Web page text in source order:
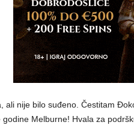
ali nije bilo suđeno. Čestitam
Melburne! Hvala za